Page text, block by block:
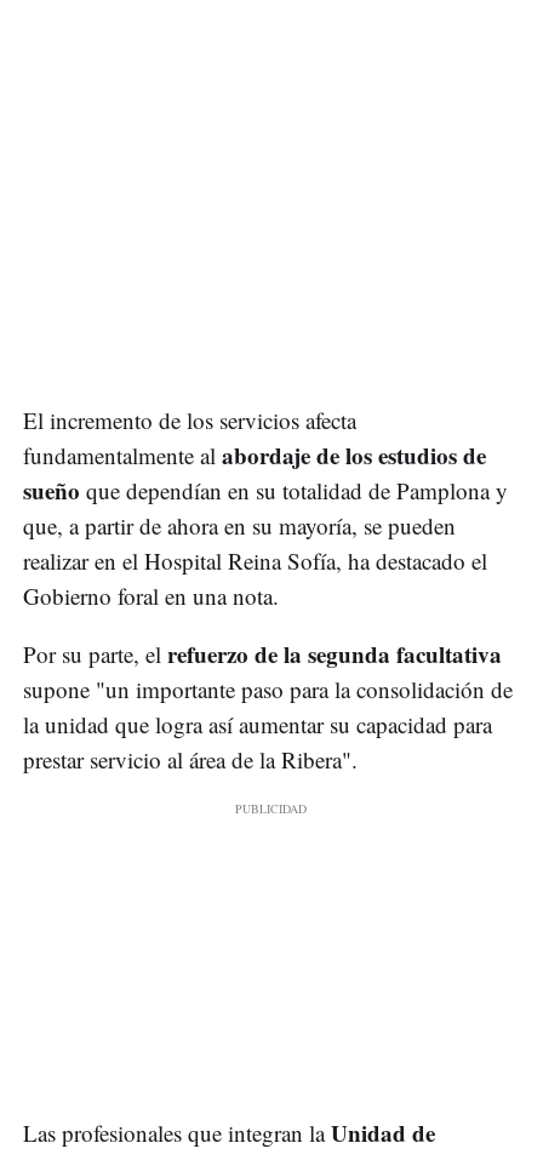
El incremento de los servicios afecta
fundamentalmente al abordaje de los estudios de
sueño que dependían en su totalidad de Pamplona y
que, a partir de ahora en su mayoría, se pueden
realizar en el Hospital Reina Sofía, ha destacado el
Gobierno foral en una nota.
Por su parte, el refuerzo de la segunda facultativa
supone "un importante paso para la consolidación de
la unidad que logra así aumentar su capacidad para
prestar servicio al área de la Ribera".
Las profesionales que integran laUnidad de